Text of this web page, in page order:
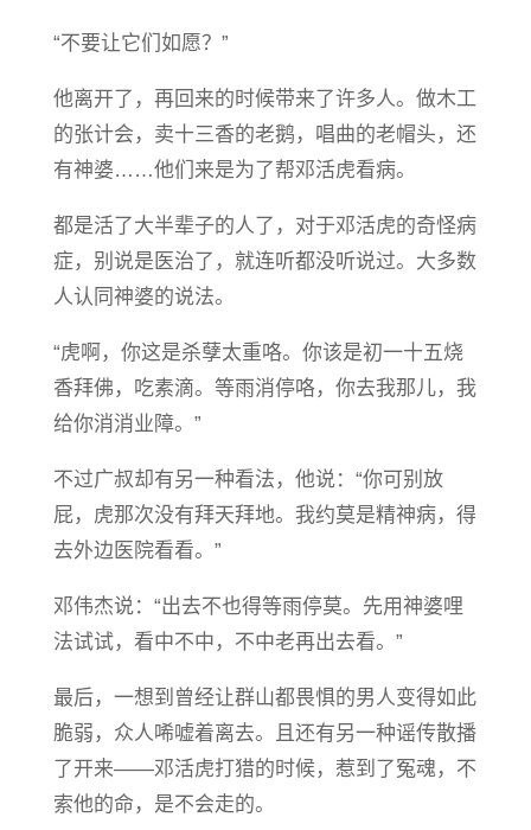
“不要让它们如愿？”
他离开了，再回来的时候带来了许多人。做木工
的张计会，卖十三香的老鹅，唱曲的老帽头，还
有神婆……他们来是为了帮邓活虎看病。
都是活了大半辈子的人了，对于邓活虎的奇怪病
症，别说是医治了，就连听都没听说过。大多数
人认同神婆的说法。
“虎啊，你这是杀孽太重咯。你该是初一十五烧
香拜佛，吃素滴。等雨消停咯，你去我那儿，我
给你消消业障。”
不过广叔却有另一种看法，他说：“你可别放
屁，虎那次没有拜天拜地。我约莫是精神病，得
去外边医院看看。”
邓伟杰说：“出去不也得等雨停莫。先用神婆哩
法试试，看中不中，不中老再出去看。”
最后，一想到曾经让群山都畏惧的男人变得如此
脆弱，众人唏嘘着离去。且还有另一种谣传散播
了开来——邓活虎打猎的时候，惹到了冤魂，不
索他的命，是不会走的。